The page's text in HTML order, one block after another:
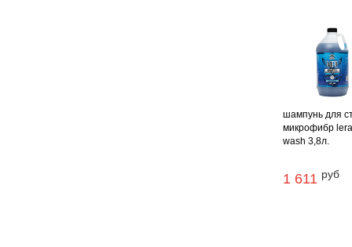
шампунь для
микрофибр
wash 3,8л.
1 611 руб